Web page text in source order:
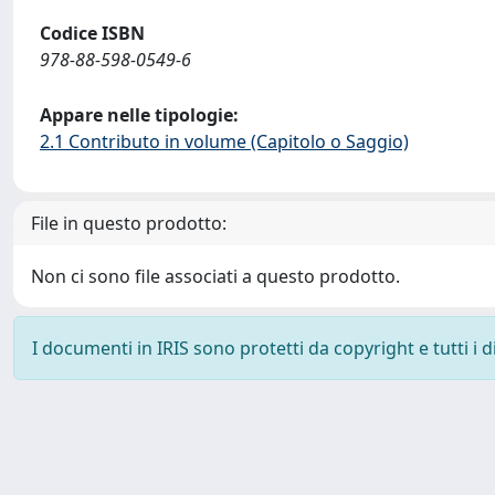
Codice ISBN
978-88-598-0549-6
Appare nelle tipologie:
2.1 Contributo in volume (Capitolo o Saggio)
File in questo prodotto:
Non ci sono file associati a questo prodotto.
I documenti in IRIS sono protetti da copyright e tutti i